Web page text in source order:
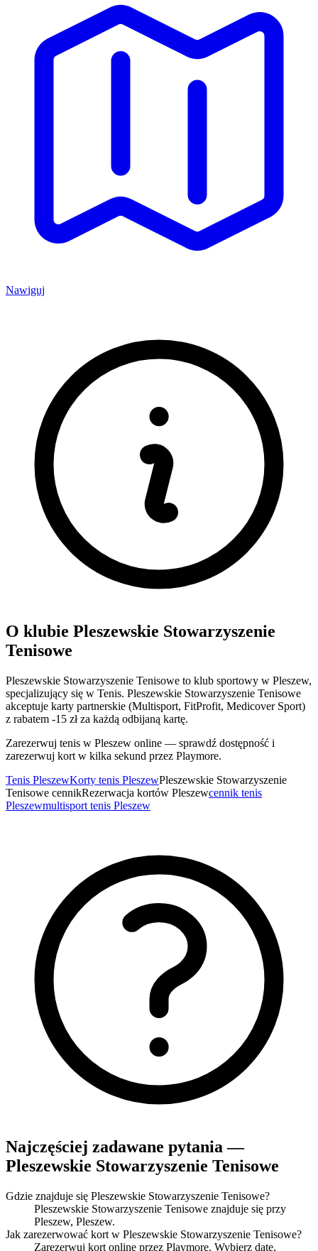
Nawiguj
O klubie Pleszewskie Stowarzyszenie
Tenisowe
Pleszewskie Stowarzyszenie Tenisowe to klub sportowy w Pleszew,
specjalizujący się w Tenis. Pleszewskie Stowarzyszenie Tenisowe
akceptuje karty partnerskie (Multisport, FitProfit, Medicover Sport)
z rabatem -15 zł za każdą odbijaną kartę.
Zarezerwuj tenis w Pleszew online — sprawdź dostępność i
zarezerwuj kort w kilka sekund przez Playmore.
Tenis PleszewKorty tenis PleszewPleszewskie Stowarzyszenie
Tenisowe cennikRezerwacja kortów Pleszewcennik tenis
Pleszewmultisport tenis Pleszew
Najczęściej zadawane pytania —
Pleszewskie Stowarzyszenie Tenisowe
Gdzie znajduje się Pleszewskie Stowarzyszenie Tenisowe?
Pleszewskie Stowarzyszenie Tenisowe znajduje się przy
Pleszew, Pleszew.
Jak zarezerwować kort w Pleszewskie Stowarzyszenie Tenisowe?
Zarezerwuj kort online przez Playmore. Wybierz datę,